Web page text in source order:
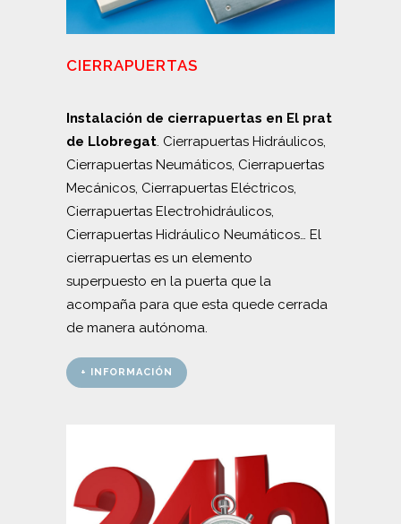
CIERRAPUERTAS
Instalación de cierrapuertas en El prat
de Llobregat. Cierrapuertas Hidráulicos,
Cierrapuertas Neumáticos, Cierrapuertas
Mecánicos, Cierrapuertas Eléctricos,
Cierrapuertas Electrohidráulicos,
Cierrapuertas Hidráulico Neumáticos… El
cierrapuertas es un elemento
superpuesto en la puerta que la
acompaña para que esta quede cerrada
de manera autónoma.
+ INFORMACIÓN